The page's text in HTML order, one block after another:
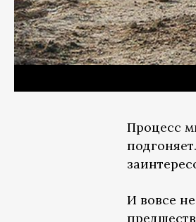
Процесс
И вовсе